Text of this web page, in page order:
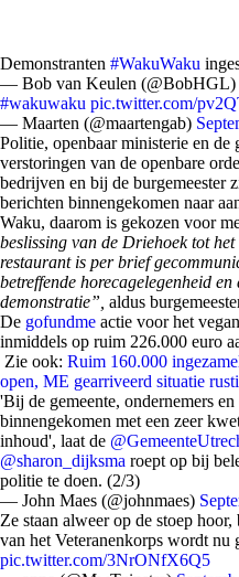
Demonstranten #WakuWaku
— Bob van Keulen (@BobHGL)
#wakuwaku pic.twitter.com/
— Maarten (@maartengab)
Politie, openbaar ministerie en de
verstoringen van de openbare
bedrijven en bij de burgemeester
berichten binnengekomen naar
Waku, daarom is gekozen voor
beslissing van de Driehoek tot
restaurant is per brief
betreffende horecagelegenheid
demonstratie”, aldus
De gofundme actie voor het
inmiddels op ruim 226.000 euro
Zie ook: Ruim 160.000
open, ME gearriveerd situatie
'Bij de gemeente, ondernemers
binnengekomen met een zeer
inhoud', laat de
@sharon_dijksma roept op bij
politie te doen. (2/3)
— John Maes (@johnmaes)
Ze staan alweer op de stoep
van het Veteranenkorps wordt nu
pic.twitter.com/3NrONfX6Q5